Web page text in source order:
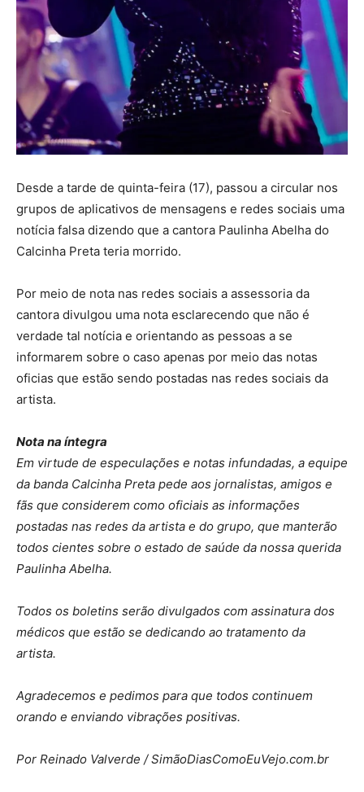
Desde a tarde de quinta-feira (17), passou a circular nos
grupos de aplicativos de mensagens e redes sociais uma
notícia falsa dizendo que a cantora Paulinha Abelha do
Calcinha Preta teria morrido.
Por meio de nota nas redes sociais a assessoria da
cantora divulgou uma nota esclarecendo que não é
verdade tal notícia e orientando as pessoas a se
informarem sobre o caso apenas por meio das notas
oficias que estão sendo postadas nas redes sociais da
artista.
Nota na íntegra
Em virtude de especulações e notas infundadas, a equipe
da banda Calcinha Preta pede aos jornalistas, amigos e
fãs que considerem como oficiais as informações
postadas nas redes da artista e do grupo, que manterão
todos cientes sobre o estado de saúde da nossa querida
Paulinha Abelha.
Todos os boletins serão divulgados com assinatura dos
médicos que estão se dedicando ao tratamento da
artista.
Agradecemos e pedimos para que todos continuem
orando e enviando vibrações positivas.
Por Reinado Valverde / SimãoDiasComoEuVejo.com.br